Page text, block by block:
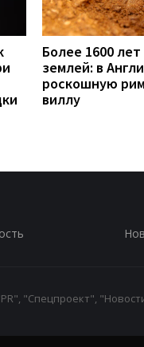
Более 1600
землей: в
роскошную
виллу
"Спецпроект",